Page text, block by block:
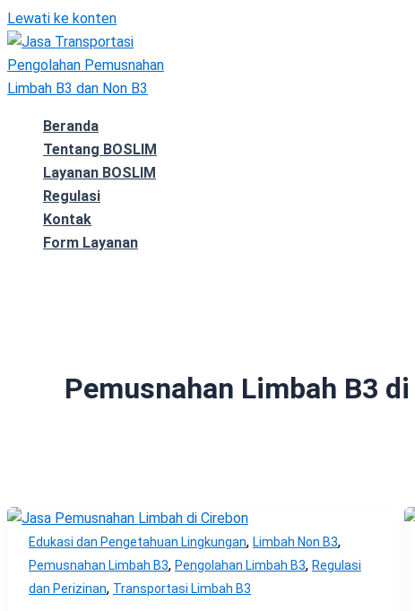
Lewati ke konten
Beranda
Tentang BOSLIM
Layanan BOSLIM
Regulasi
Kontak
Form Layanan
Pemusnahan Limbah B3
Edukasi dan Pengetahuan Lingkungan, Limbah Non B3,
Pemusnahan Limbah B3, Pengolahan Limbah B3, Regulasi
dan Perizinan, Transportasi Limbah B3